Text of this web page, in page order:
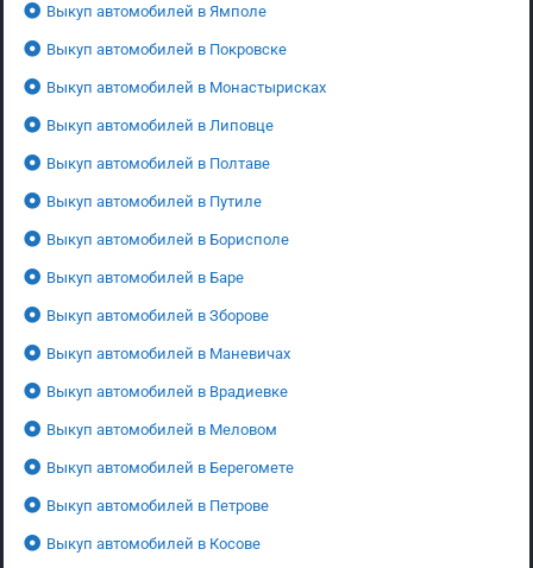
Выкуп автомобилей в Ямполе
Выкуп автомобилей в Покровске
Выкуп автомобилей в Монастырисках
Выкуп автомобилей в Липовце
Выкуп автомобилей в Полтаве
Выкуп автомобилей в Путиле
Выкуп автомобилей в Борисполе
Выкуп автомобилей в Баре
Выкуп автомобилей в Зборове
Выкуп автомобилей в Маневичах
Выкуп автомобилей в Врадиевке
Выкуп автомобилей в Меловом
Выкуп автомобилей в Берегомете
Выкуп автомобилей в Петрове
Выкуп автомобилей в Косове